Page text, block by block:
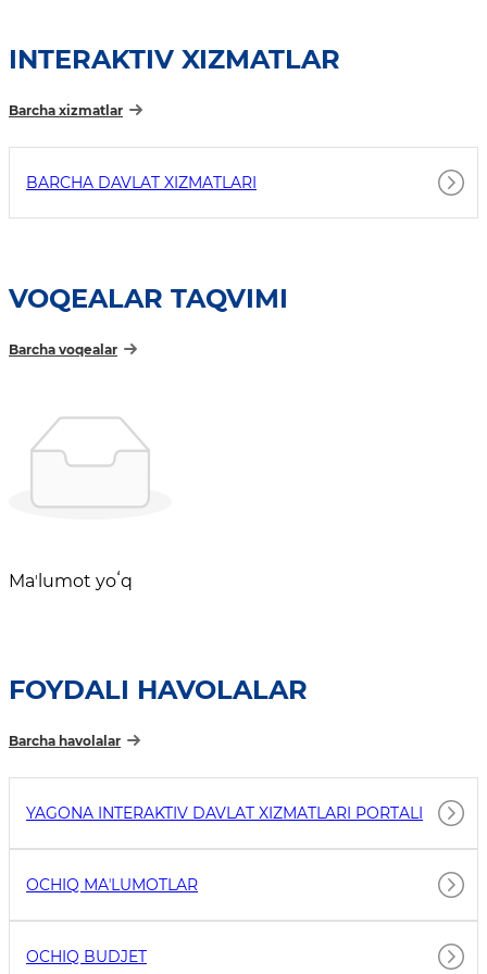
INTERAKTIV XIZMATLAR
Barcha xizmatlar
BARCHA DAVLAT XIZMATLARI
VOQEALAR TAQVIMI
Barcha voqealar
Maʼlumot yoʻq
FOYDALI HAVOLALAR
Barcha havolalar
YAGONA INTERAKTIV DAVLAT XIZMATLARI PORTALI
OCHIQ MAʼLUMOTLAR
OCHIQ BUDJET